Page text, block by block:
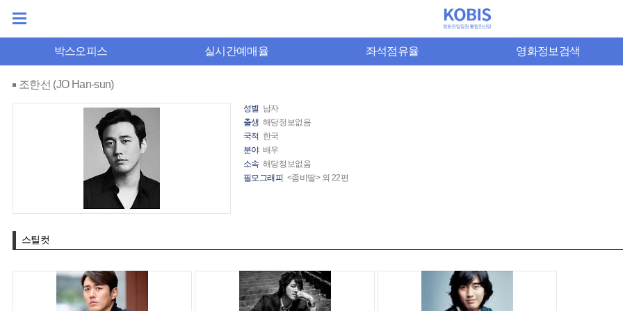
박스오피스 실시간예매율 좌석점유율 영화정보검색
조한선 (JO Han-sun)
성별 남자
출생 해당정보없음
국적 한국
분야 배우
소속 해당정보없음
필모그래피 <좀비딸> 외 22편
스틸컷